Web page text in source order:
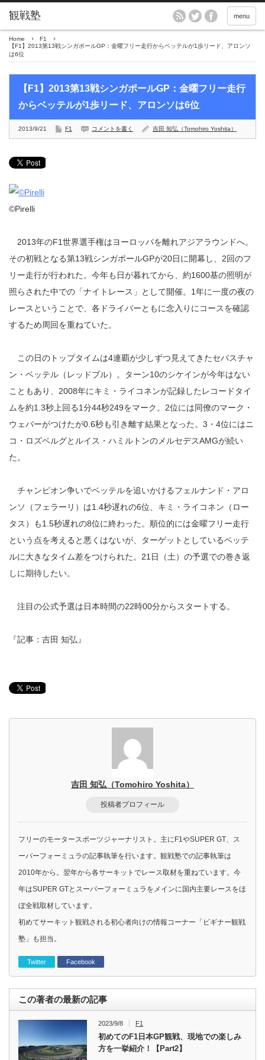
menu
Home
F1
【F1】2013第13戦シンガポールGP：金曜フリー走行からベッテルが1歩リード、アロンソ
は6位
【F1】2013第13戦シンガポールGP：金曜フリー走行
からベッテルが1歩リード、アロンソは6位
2013/9/21 F1 コメントを書く 吉田 知弘（Tomohiro Yoshita）
©Pirelli
2013年のF1世界選手権はヨーロッパを離れアジアラウンドへ。
その初戦となる第13戦シンガポールGPが20日に開幕し、2回のフ
リー走行が行われた。今年も日が暮れてから、約1600基の照明が
照らされた中での「ナイトレース」として開催。1年に一度の夜の
レースということで、各ドライバーともに念入りにコースを確認
するため周回を重ねていた。
この日のトップタイムは4連覇が少しずつ見えてきたセバスチャ
ン・ベッテル（レッドブル）。ターン10のシケインが今年はない
こともあり、2008年にキミ・ライコネンが記録したレコードタイ
ムを約1.3秒上回る1分44秒249をマーク。2位には同僚のマーク・
ウェバーがつけたが0.6秒も引き離す結果となった。3・4位にはニ
コ・ロズベルグとルイス・ハミルトンのメルセデスAMGが続い
た。
チャンピオン争いでベッテルを追いかけるフェルナンド・アロ
ンソ（フェラーリ）は1.4秒遅れの6位、キミ・ライコネン（ロー
タス）も1.5秒遅れの8位に終わった。順位的には金曜フリー走行
という点を考えると悪くはないが、ターゲットとしているベッテ
ルに大きなタイム差をつけられた。21日（土）の予選での巻き返
しに期待したい。
注目の公式予選は日本時間の22時00分からスタートする。
『記事：吉田 知弘』
吉田 知弘（Tomohiro Yoshita）
投稿者プロフィール
フリーのモータースポーツジャーナリスト。主にF1やSUPER GT、ス
ーパーフォーミュラの記事執筆を行います。観戦塾での記事執筆は
2010年から。翌年から各サーキットでレース取材を重ねています。今
年はSUPER GTとスーパーフォーミュラをメインに国内主要レースをほ
ぼ全戦取材しています。
初めてサーキット観戦される初心者向けの情報コーナー「ビギナー観戦
塾」も担当。
Twitter Facebook
この著者の最新の記事
2023/9/8 F1
初めてのF1日本GP観戦、現地での楽しみ
方を一挙紹介！【Part2】